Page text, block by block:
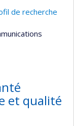
de recherche
et qualité